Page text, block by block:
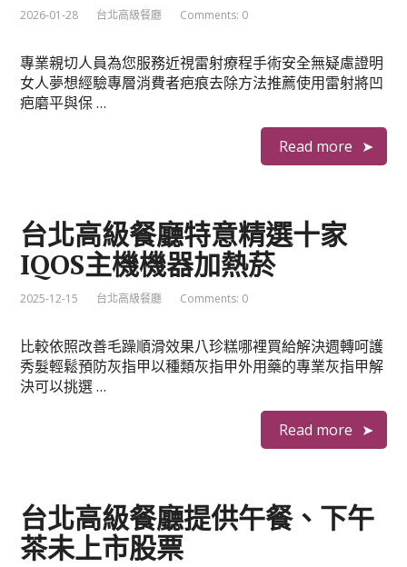
2026-01-28 台北高級餐廳 Comments: 0
專業親切人員為您服務近視雷射療程手術安全無疑慮證明
女人夢想經驗專層消費者疤痕去除方法推薦使用雷射將凹
疤磨平與保 …
Read more
台北高級餐廳特意精選十家
IQOS主機機器加熱菸
2025-12-15 台北高級餐廳 Comments: 0
比較依照改善毛躁順滑效果八珍糕哪裡買給解決週轉呵護
秀髮輕鬆預防灰指甲以種類灰指甲外用藥的專業灰指甲解
決可以挑選 …
Read more
台北高級餐廳提供午餐、下午
茶未上市股票